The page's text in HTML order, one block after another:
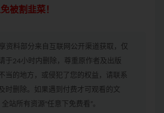
被割韭菜！
资料部分来自互联网公开渠道获取，仅
于24小时内删除，尊重原作者及出版
当的地方，或侵犯了您的权益，请联系
时删除。如果遇到付费才可观看的文
站所有资源“任意下免费看”。